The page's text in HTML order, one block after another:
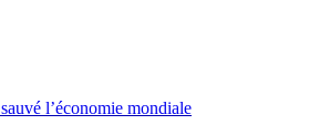
l’économie mondiale